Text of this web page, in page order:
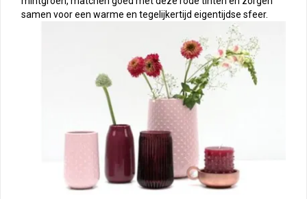
samen voor een warme en tegelijkertijd eigentijdse sfeer.